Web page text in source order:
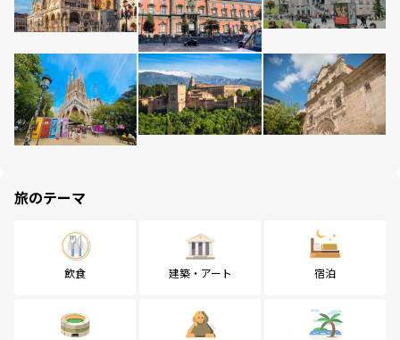
旅のテーマ
飲食 建築・アート 宿泊